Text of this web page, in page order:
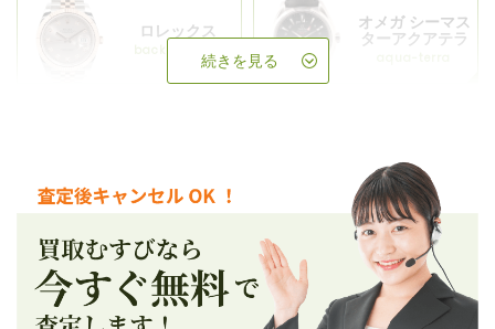
ロレックス
backup_rolex
オメガ シーマス
ターアクアテラ
続きを見る